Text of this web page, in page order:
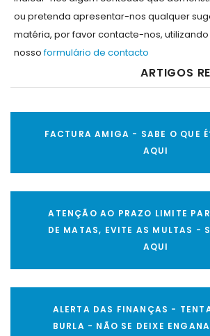
ou pretenda apresentar-nos qualquer
matéria, por favor contacte-nos,
nossoformulário de contacto
ARTIGOS
FACTURA AMIGA - SABE O QUE
AQUI
ATENÇÃO AO PRAZO LIMITE
DE MATAS, EVITE AS MULTAS -
AQUI
ALERTA DAS FINANÇAS -
BURLA - NÃO SE DEIXE